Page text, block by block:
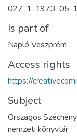
027-1-1973-05-
Is part of
Napló Veszprém
Access rights
https://
Subject
Országos
nemzeti könyvtár